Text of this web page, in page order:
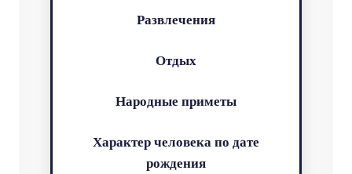
Развлечения
Отдых
Народные приметы
Характер человека по дате
рождения